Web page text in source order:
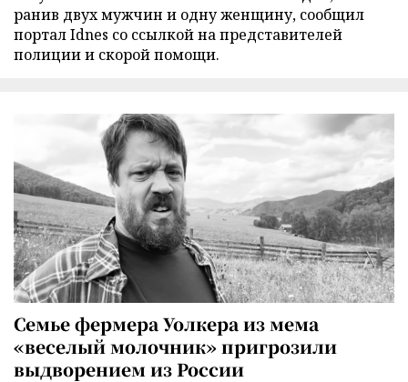
ранив двух мужчин и одну женщину, сообщил
портал Idnes со ссылкой на представителей
полиции и скорой помощи.
Семье фермера Уолкера из мема
«веселый молочник» пригрозили
выдворением из России